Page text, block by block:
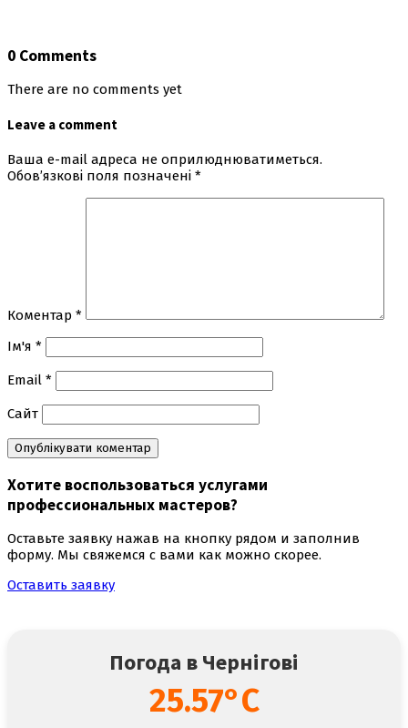
0 Comments
There are no comments yet
Leave a comment
Ваша e-mail адреса не оприлюднюватиметься.
Обов’язкові поля позначені *
Коментар *
Ім'я *
Email *
Сайт
Хотите воспользоваться услугами
профессиональных мастеров?
Оставьте заявку нажав на кнопку рядом и заполнив
форму. Мы свяжемся с вами как можно скорее.
Оставить заявку
Погода в Чернігові
25.57°C